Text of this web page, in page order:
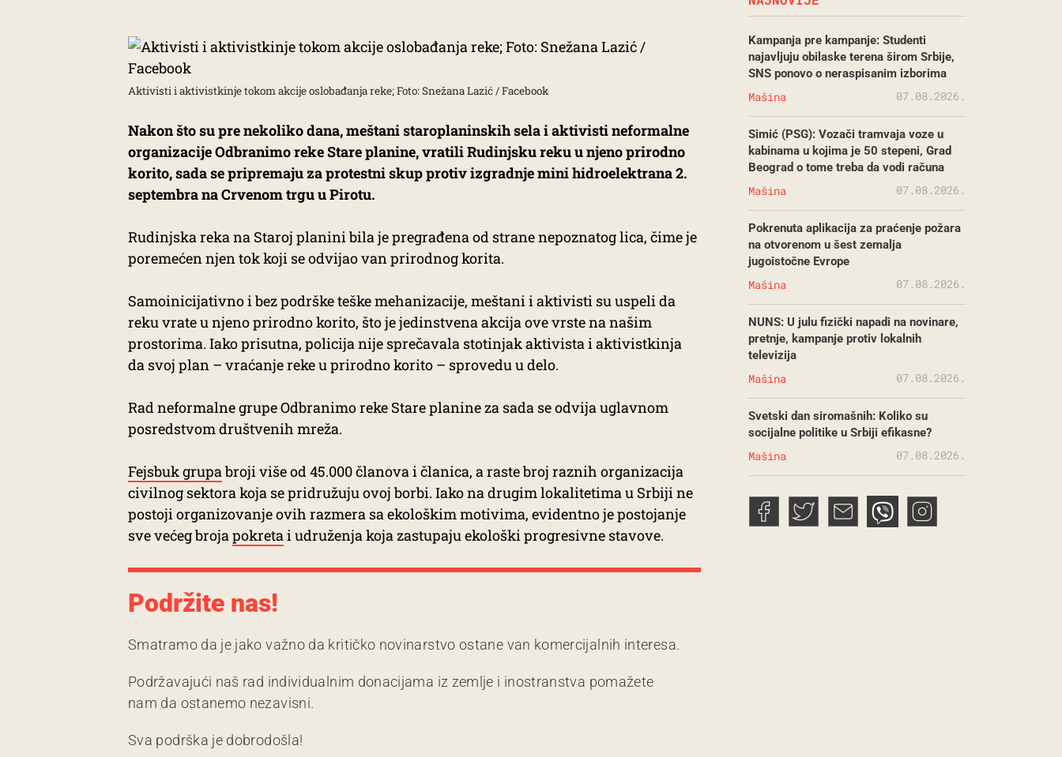
Aktivisti i aktivistkinje tokom akcije oslobađanja reke; Foto: Snežana Lazić / Facebook
Nakon što su pre nekoliko dana, meštani staroplaninskih sela i aktivisti neformalne
organizacije Odbranimo reke Stare planine, vratili Rudinjsku reku u njeno prirodno
korito, sada se pripremaju za protestni skup protiv izgradnje mini hidroelektrana 2.
septembra na Crvenom trgu u Pirotu.
Rudinjska reka na Staroj planini bila je pregrađena od strane nepoznatog lica, čime je
poremećen njen tok koji se odvijao van prirodnog korita.
Samoinicijativno i bez podrške teške mehanizacije, meštani i aktivisti su uspeli da
reku vrate u njeno prirodno korito, što je jedinstvena akcija ove vrste na našim
prostorima. Iako prisutna, policija nije sprečavala stotinjak aktivista i aktivistkinja
da svoj plan – vraćanje reke u prirodno korito – sprovedu u delo.
Rad neformalne grupe Odbranimo reke Stare planine za sada se odvija uglavnom
posredstvom društvenih mreža.
Fejsbuk grupabroji više od 45.000 članova i članica, a raste broj raznih organizacija
civilnog sektora koja se pridružuju ovoj borbi. Iako na drugim lokalitetima u Srbiji ne
postoji organizovanje ovih razmera sa ekološkim motivima, evidentno je postojanje
sve većeg brojapokretai udruženja koja zastupaju ekološki progresivne stavove.
Podržite nas!
Smatramo da je jako važno da kritičko novinarstvo ostane van komercijalnih interesa.
Podržavajući naš rad individualnim donacijama iz zemlje i inostranstva pomažete
nam da ostanemo nezavisni.
Sva podrška je dobrodošla!
Kampanja pre kampanje: Studenti
najavljuju obilaske terena širom Srbije,
SNS ponovo o neraspisanim izborima
Mašina 07.08.2026.
Simić (PSG): Vozači tramvaja voze u
kabinama u kojima je 50 stepeni, Grad
Beograd o tome treba da vodi računa
Mašina 07.08.2026.
Pokrenuta aplikacija za praćenje požara
na otvorenom u šest zemalja
jugoistočne Evrope
Mašina 07.08.2026.
NUNS: U julu fizički napadi na novinare,
pretnje, kampanje protiv lokalnih
televizija
Mašina 07.08.2026.
Svetski dan siromašnih: Koliko su
socijalne politike u Srbiji efikasne?
Mašina 07.08.2026.